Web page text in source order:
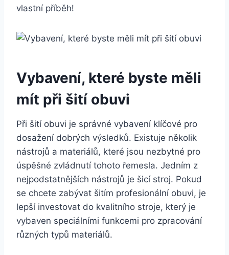
vlastní příběh!
Vybavení, které byste měli
mít při‍ šití obuvi
Při šití obuvi je správné ⁤vybavení klíčové pro
dosažení dobrých výsledků. Existuje několik⁢
nástrojů a ⁤materiálů, které jsou nezbytné pro
úspěšné zvládnutí tohoto řemesla. Jedním z
nejpodstatnějších​ nástrojů je šicí stroj.‍ Pokud
se chcete zabývat⁣ šitím profesionální obuvi, je
lepší investovat do kvalitního stroje,‍ který je
vybaven speciálními funkcemi ​pro zpracování
různých typů materiálů.